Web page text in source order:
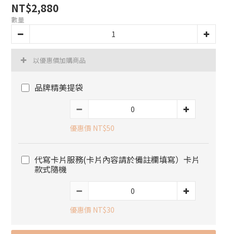
NT$2,880
數量
以優惠價加購商品
品牌精美提袋
優惠價 NT$50
代寫卡片服務(卡片內容請於備註欄填寫）卡片
款式隨機
優惠價 NT$30